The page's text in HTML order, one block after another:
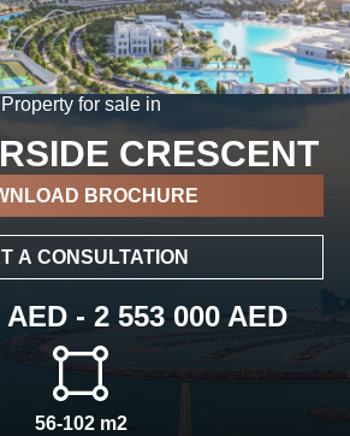
Property for sale in
CRESCENT
BROCHURE
A CONSULTATION
AED - 2 553 000 AED
56-102 m2